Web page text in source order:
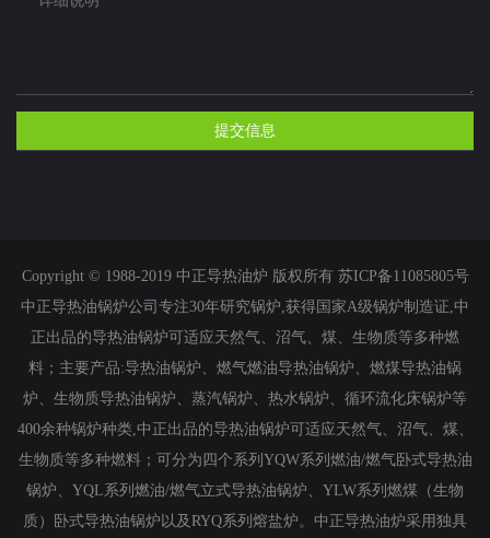
Copyright © 1988-2019 中正导热油炉 版权所有 苏ICP备11085805号
中正导热油锅炉公司专注30年研究锅炉,获得国家A级锅炉制造证,中
正出品的导热油锅炉可适应天然气、沼气、煤、生物质等多种燃
料；主要产品:导热油锅炉 、 燃气燃油导热油锅炉 、 燃煤导热油锅
炉 、 生物质导热油锅炉 、蒸汽锅炉、热水锅炉、循环流化床锅炉等
400余种锅炉种类,中正出品的导热油锅炉可适应天然气、沼气、煤、
生物质等多种燃料；可分为四个系列YQW系列燃油/燃气卧式导热油
锅炉、YQL系列燃油/燃气立式导热油锅炉、YLW系列燃煤（生物
质）卧式导热油锅炉以及RYQ系列熔盐炉。中正导热油炉采用独具